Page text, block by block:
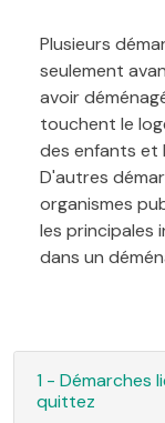
Plusieurs
seulement
avoir
touchent le
des enfants et
D'autres
organismes
les principales
dans un
1 - Démarches
quittez